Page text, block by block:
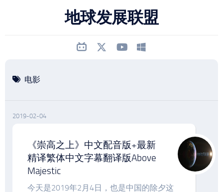
地球发展联盟
电影
2019-02-04
《崇高之上》中文配音版+最新
精译繁体中文字幕翻译版Above
Majestic
今天是2019年2月4日，也是中国的除夕这